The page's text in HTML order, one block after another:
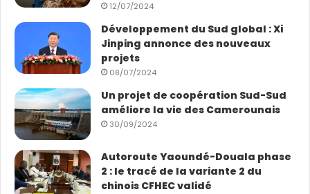
12/07/2024
Développement du Sud global : Xi
Jinping annonce des nouveaux
projets
08/07/2024
Un projet de coopération Sud-Sud
améliore la vie des Camerounais
30/09/2024
Autoroute Yaoundé-Douala phase
2 : le tracé de la variante 2 du
chinois CFHEC validé